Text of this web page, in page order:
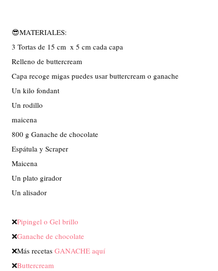
😎MATERIALES:
3 Tortas de 15 cm  x 5 cm cada capa
Relleno de buttercream
Capa recoge migas puedes usar buttercream o ganache
Un kilo fondant
Un rodillo
maicena
800 g Ganache de chocolate
Espátula y Scraper
Maicena
Un plato girador
Un alisador
❌Pipingel o Gel brillo
❌Ganache de chocolate
❌Más recetas GANACHE aquí
❌Buttercream